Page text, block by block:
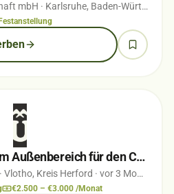
mbH · Karlsruhe, Baden-Württemberg
Allrounder (m/w/d) im Außenbereich für den Campingplatz ÜBERLAND Vlotho
· Vlotho, Kreis Herford · vor 3 Monaten
€2.500 – €3.000 /Monat